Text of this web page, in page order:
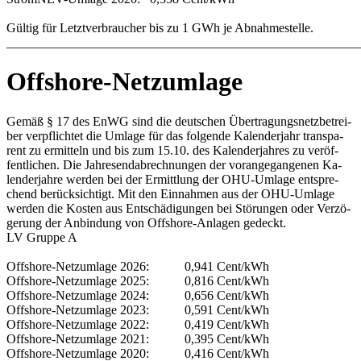
Gül­tig für Letzt­ver­brau­cher bis zu 1 GWh je Ab­nah­me­stel­le.
Offshore-Netzumlage
Ge­mäß § 17 des EnWG sind die deut­schen Über­tra­gungs­netz­be­trei­
ber ver­pflich­tet die Um­la­ge für das fol­gen­de Ka­len­der­jahr trans­pa­
rent zu er­mit­teln und bis zum 15.10. des Ka­len­der­jah­res zu ver­öf­
fent­li­chen. Die Jah­res­end­ab­rech­nun­gen der vor­an­ge­gan­ge­nen Ka­
len­der­jah­re wer­den bei der Er­mitt­lung der OHU-Um­la­ge ent­spre­
chend be­rück­sich­tigt. Mit den Ein­nah­men aus der OHU-Um­la­ge
wer­den die Kos­ten aus Ent­schä­di­gun­gen bei Stö­run­gen oder Ver­zö­
ge­rung der An­bin­dung von Off­shore-An­la­gen ge­deckt.
LV Grup­pe A
Off­shore-Netz­um­la­ge 2026: 0,941 Cent/kWh
Off­shore-Netz­um­la­ge 2025: 0,816 Cent/kWh
Off­shore-Netz­um­la­ge 2024: 0,656 Cent/kWh
Off­shore-Netz­um­la­ge 2023: 0,591 Cent/kWh
Off­shore-Netz­um­la­ge 2022: 0,419 Cent/kWh
Off­shore-Netz­um­la­ge 2021: 0,395 Cent/kWh
Off­shore-Netz­um­la­ge 2020: 0,416 Cent/kWh